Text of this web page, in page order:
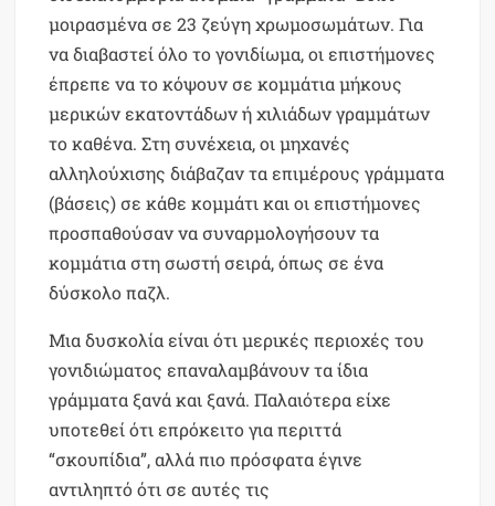
μοιρασμένα σε 23 ζεύγη χρωμοσωμάτων. Για
να διαβαστεί όλο το γονιδίωμα, οι επιστήμονες
έπρεπε να το κόψουν σε κομμάτια μήκους
μερικών εκατοντάδων ή χιλιάδων γραμμάτων
το καθένα. Στη συνέχεια, οι μηχανές
αλληλούχισης διάβαζαν τα επιμέρους γράμματα
(βάσεις) σε κάθε κομμάτι και οι επιστήμονες
προσπαθούσαν να συναρμολογήσουν τα
κομμάτια στη σωστή σειρά, όπως σε ένα
δύσκολο παζλ.
Μια δυσκολία είναι ότι μερικές περιοχές του
γονιδιώματος επαναλαμβάνουν τα ίδια
γράμματα ξανά και ξανά. Παλαιότερα είχε
υποτεθεί ότι επρόκειτο για περιττά
“σκουπίδια”, αλλά πιο πρόσφατα έγινε
αντιληπτό ότι σε αυτές τις